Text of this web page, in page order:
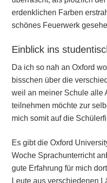
erdenklichen Farben
schönes Feuerwerk
Einblick ins
Da ich so nah an Oxford
bisschen über die
weil an meiner Schule alle
teilnehmen möchte zur
mich somit auf die
Es gibt die Oxford
Woche Sprachunterricht
gute Erfahrung für mich
Leute aus verschiedenen